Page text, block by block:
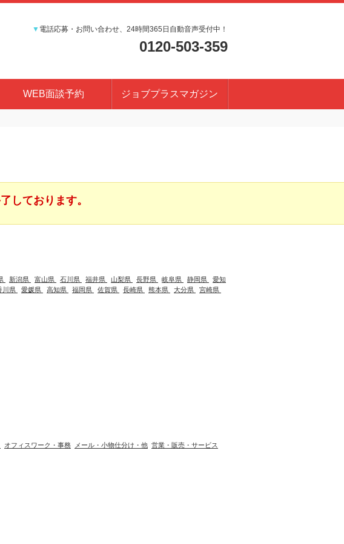
▼ 電話応募・お問い合わせ、24時間365日自動音声受付中！
0120-503-359
WEB面談予約 ジョブプラスマガジン
しております。
新潟県 富山県 石川県 福井県 山梨県 長野県 岐阜県 静岡県
愛知
川県 愛媛県 高知県 福岡県 佐賀県 長崎県 熊本県 大分県
宮崎県
オフィスワーク・事務 メール・小物仕分け・他 営業・販売・サービス